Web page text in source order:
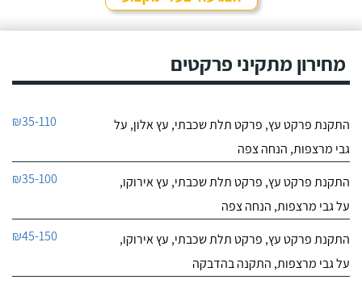
מחירון מתקיני פרקטים
התקנת פרקט עץ, פרקט תלת שכבתי, עץ אלון, על
גבי מרצפות, הנחה צפה
₪35-110
התקנת פרקט עץ, פרקט תלת שכבתי, עץ אירוקו,
על גבי מרצפות, הנחה צפה
₪35-100
התקנת פרקט עץ, פרקט תלת שכבתי, עץ אירוקו,
על גבי מרצפות, התקנה בהדבקה
₪45-150